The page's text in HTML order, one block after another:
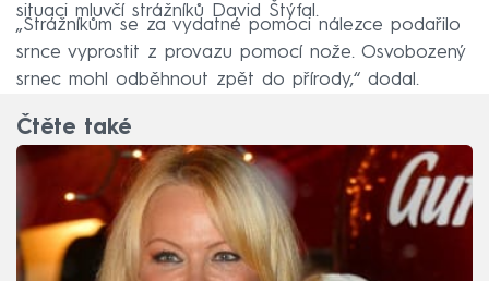
situaci mluvčí strážníků David Štýfal.
„Strážníkům se za vydatné pomoci nálezce podařilo
srnce vyprostit z provazu pomocí nože. Osvobozený
srnec mohl odběhnout zpět do přírody,“ dodal.
Čtěte také